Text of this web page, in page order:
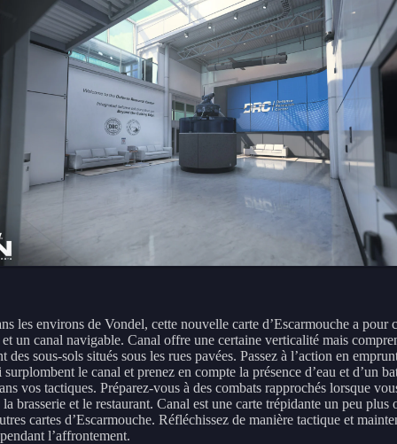
les environs de Vondel, cette nouvelle carte d’Escarmouche a pour
et un canal navigable. Canal offre une certaine verticalité mais
des sous-sols situés sous les rues pavées. Passez à l’action en
le canal et prenez en compte la présence d’eau et d’un
vos tactiques. Préparez-vous à des combats rapprochés lorsque
la brasserie et le restaurant. Canal est une carte trépidante un peu plus
cartes d’Escarmouche. Réfléchissez de manière tactique et
l’affrontement.